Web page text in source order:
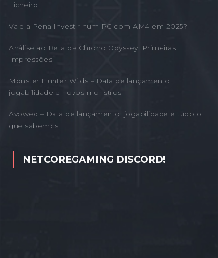
Ficheiro
Vale a Pena Investir num PC com AM4 em 2025?
Análise ao Beta de Chrono Odyssey: Primeiras
Impressões
Monster Hunter Wilds – Data de lançamento,
jogabilidade e novos monstros
Avowed – Data de lançamento, jogabilidade e tudo o
que sabemos
NETCOREGAMING DISCORD!